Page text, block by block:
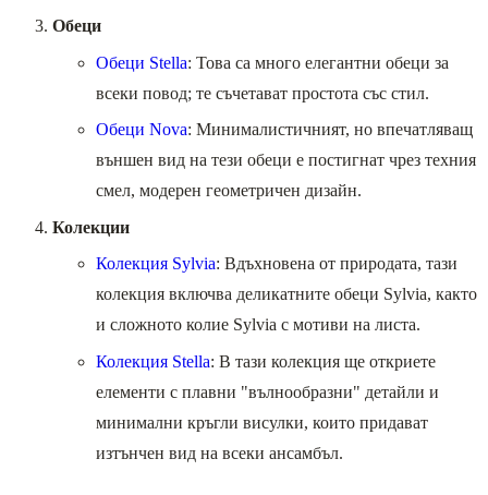
Обеци
Обеци Stella: Това са много елегантни обеци за
всеки повод; те съчетават простота със стил.
Обеци Nova: Минималистичният, но впечатляващ
външен вид на тези обеци е постигнат чрез техния
смел, модерен геометричен дизайн.
Колекции
Колекция Sylvia: Вдъхновена от природата, тази
колекция включва деликатните обеци Sylvia, както
и сложното колие Sylvia с мотиви на листа.
Колекция Stella: В тази колекция ще откриете
елементи с плавни "вълнообразни" детайли и
минимални кръгли висулки, които придават
изтънчен вид на всеки ансамбъл.